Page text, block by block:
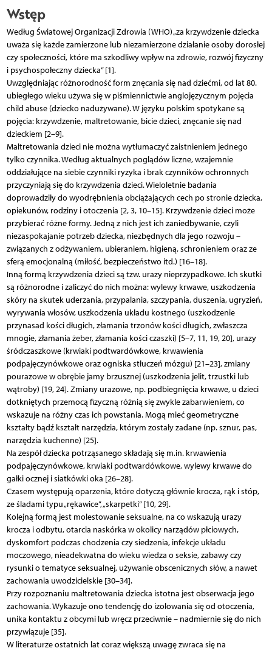
Wstęp
Według Światowej Organizacji Zdrowia (WHO) „za krzywdzenie dziecka
uważa się każde zamierzone lub niezamierzone działanie osoby dorosłej
czy społeczności, które ma szkodliwy wpływ na zdrowie, rozwój fizyczny
i psychospołeczny dziecka” [1].
Uwzględniając różnorodność form znęcania się nad dziećmi, od lat 80.
ubiegłego wieku używa się w piśmiennictwie anglojęzycznym pojęcia
child abuse (dziecko nadużywane). W języku polskim spotykane są
pojęcia: krzywdzenie, maltretowanie, bicie dzieci, znęcanie się nad
dzieckiem [2–9].
Maltretowania dzieci nie można wytłumaczyć zaistnieniem jednego
tylko czynnika. Według aktualnych poglądów liczne, wzajemnie
oddziałujące na siebie czynniki ryzyka i brak czynników ochronnych
przyczyniają się do krzywdzenia dzieci. Wieloletnie badania
doprowadziły do wyodrębnienia obciążających cech po stronie dziecka,
opiekunów, rodziny i otoczenia [2, 3, 10–15]. Krzywdzenie dzieci może
przybierać różne formy. Jedną z nich jest ich zaniedbywanie, czyli
niezaspokajanie potrzeb dziecka, niezbędnych dla jego rozwoju –
związanych z odżywaniem, ubieraniem, higieną, schronieniem oraz ze
sferą emocjonalną (miłość, bezpieczeństwo itd.) [16–18].
Inną formą krzywdzenia dzieci są tzw. urazy nieprzypadkowe. Ich skutki
są różnorodne i zaliczyć do nich można: wylewy krwawe, uszkodzenia
skóry na skutek uderzania, przypalania, szczypania, duszenia, ugryzień,
wyrywania włosów, uszkodzenia układu kostnego (uszkodzenie
przynasad kości długich, złamania trzonów kości długich, zwłaszcza
mnogie, złamania żeber, złamania kości czaszki) [5–7, 11, 19, 20], urazy
śródczaszkowe (krwiaki podtwardówkowe, krwawienia
podpajęczynówkowe oraz ogniska stłuczeń mózgu) [21–23], zmiany
pourazowe w obrębie jamy brzusznej (uszkodzenia jelit, trzustki lub
wątroby) [19, 24]. Zmiany urazowe, np. podbiegnięcia krwawe, u dzieci
dotkniętych przemocą fizyczną różnią się zwykle zabarwieniem, co
wskazuje na różny czas ich powstania. Mogą mieć geometryczne
kształty bądź kształt narzędzia, którym zostały zadane (np. sznur, pas,
narzędzia kuchenne) [25].
Na zespół dziecka potrząsanego składają się m.in. krwawienia
podpajęczynówkowe, krwiaki podtwardówkowe, wylewy krwawe do
gałki ocznej i siatkówki oka [26–28].
Czasem występują oparzenia, które dotyczą głównie krocza, rąk i stóp,
ze śladami typu „rękawice”, „skarpetki” [10, 29].
Kolejną formą jest molestowanie seksualne, na co wskazują urazy
krocza i odbytu, otarcia naskórka w okolicy narządów płciowych,
dyskomfort podczas chodzenia czy siedzenia, infekcje układu
moczowego, nieadekwatna do wieku wiedza o seksie, zabawy czy
rysunki o tematyce seksualnej, używanie obscenicznych słów, a nawet
zachowania uwodzicielskie [30–34].
Przy rozpoznaniu maltretowania dziecka istotna jest obserwacja jego
zachowania. Wykazuje ono tendencję do izolowania się od otoczenia,
unika kontaktu z obcymi lub wręcz przeciwnie – nadmiernie się do nich
przywiązuje [35].
W literaturze ostatnich lat coraz większą uwagę zwraca się na